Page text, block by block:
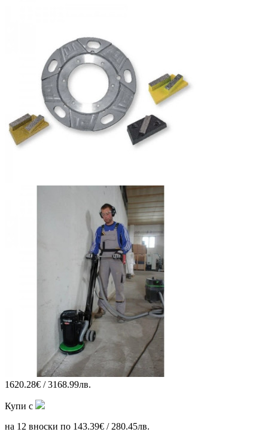
1620.28€ / 3168.99лв.
Купи с
на 12 вноски по 143.39€ / 280.45лв.